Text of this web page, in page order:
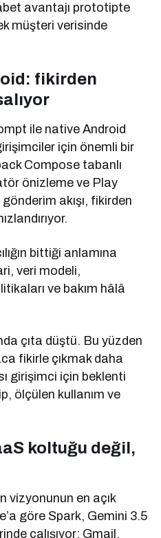
avantajı prototipte
müşteri verisinde
fikirden
ile native Android
için önemli bir
Compose tabanlı
önizleme ve Play
akışı, fikirden
bittiği anlamına
veri modeli,
ve bakım hâlâ
çıta düştü. Bu yüzden
fikirle çıkmak daha
girişimci için beklenti
ölçülen kullanım ve
koltuğu değil,
vizyonunun en açık
göre Spark, Gemini 3.5
çalışıyor; Gmail,